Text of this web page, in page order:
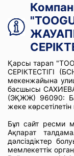
Қарсы тарап
СЕРІКТЕСТІГІ
мекенжайына
басшысы
(ЭҚЖЖ) 96090:
жеке
Бұл сайт ресми
Ақпарат
дәлсіздіктер
мемлекеттік